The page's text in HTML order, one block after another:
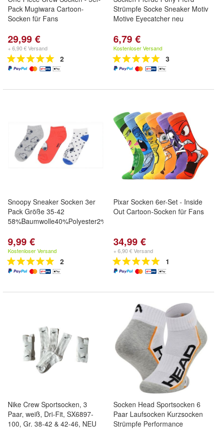
Pack Mugiwara Cartoon-
Socken für Fans
29,99 €
+ 6,90 € Versand
2
Strümpfe Socke Sneaker Motiv
Motive Eyecatcher neu
6,79 €
Kostenloser Versand
3
Snoopy Sneaker Socken 3er
Pack Größe 35-42
58%Baumwolle40%Polyester2%Elasthan
9,99 €
Kostenloser Versand
2
Pixar Socken 6er-Set - Inside
Out Cartoon-Socken für Fans
34,99 €
+ 6,90 € Versand
1
Nike Crew Sportsocken, 3
Paar, weiß, Dri-Fit, SX6897-
100, Gr. 38-42 & 42-46, NEU
Socken Head Sportsocken 6
Paar Laufsocken Kurzsocken
Strümpfe Performance